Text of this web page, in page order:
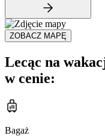
ZOBACZ MAPĘ
Lecąc na
w cenie:
Bagaż